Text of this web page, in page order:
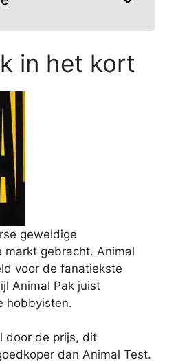
in het kort
geweldige
markt gebracht. Animal
voor de fanatiekste
Animal Pak juist
hobbyisten.
door de prijs, dit
dan Animal Test.